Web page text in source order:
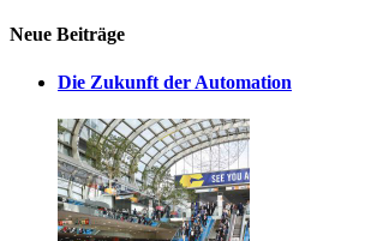
Neue Beiträge
Die Zukunft der Automation